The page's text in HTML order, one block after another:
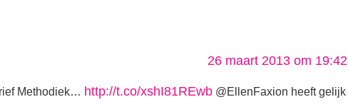
26 maart 2013 om 19:42
Methodiek… http://t.co/xshI81REwb @EllenFaxion heeft gelijk